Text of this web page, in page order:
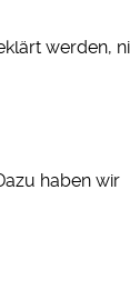
werden,
haben wir